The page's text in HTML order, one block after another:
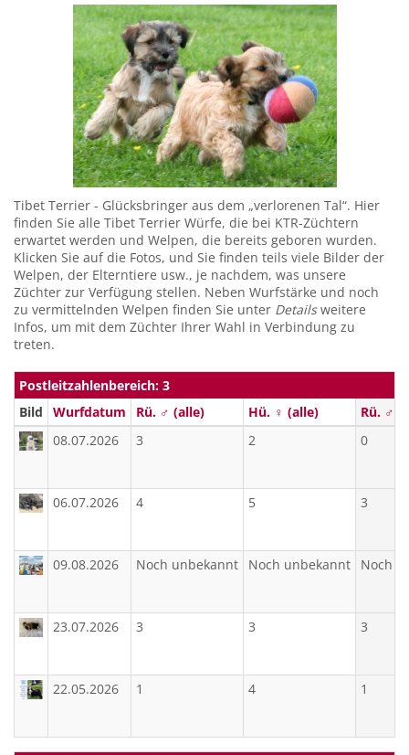
Tibet Terrier - Glücksbringer aus dem „verlorenen Tal“. Hier
finden Sie alle Tibet Terrier Würfe, die bei KTR-Züchtern
erwartet werden und Welpen, die bereits geboren wurden.
Klicken Sie auf die Fotos, und Sie finden teils viele Bilder der
Welpen, der Elterntiere usw., je nachdem, was unsere
Züchter zur Verfügung stellen. Neben Wurfstärke und noch
zu vermittelnden Welpen finden Sie unter Detailsweitere
Infos, um mit dem Züchter Ihrer Wahl in Verbindung zu
treten.
Postleitzahlenbereich: 3
Bild
Wurfdatum Rü. ♂ (alle) Hü. ♀ (alle)
Rü. ♂
08.07.2026
3 2 0
06.07.2026 4 5 3
09.08.2026 Noch unbekannt Noch unbekannt Noch
23.07.2026 3 3 3
22.05.2026 1 4 1